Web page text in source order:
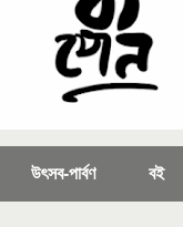
উৎসব-পার্বণ বই